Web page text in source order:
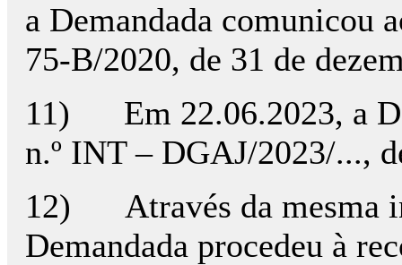
a Demandada comunicou
75-B/2020, de 31 de
11) Em 22.06.2023, a
n.º INT – DGAJ/2023/...,
12) Através da mesma
Demandada procedeu à